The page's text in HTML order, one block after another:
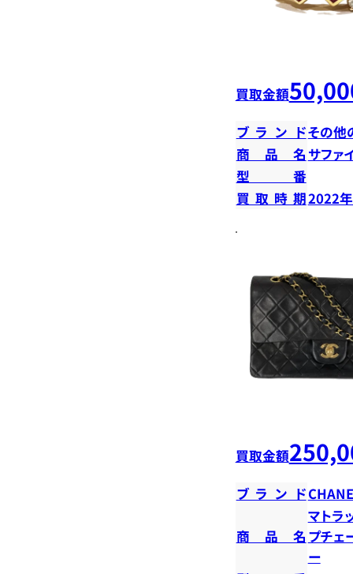
買取金額
ブランドその他
商品名 サファ
型番
買取時期2022
買取金額
ブランド
商品名
マトラ
プチェ
ー